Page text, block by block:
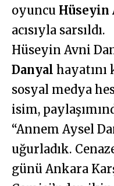
oyuncu Hüseyin
acısıyla sarsıldı.
Hüseyin Avni
Danyal hayatını
sosyal medya
isim,
“Annem Aysel
uğurladık.
günü Ankara